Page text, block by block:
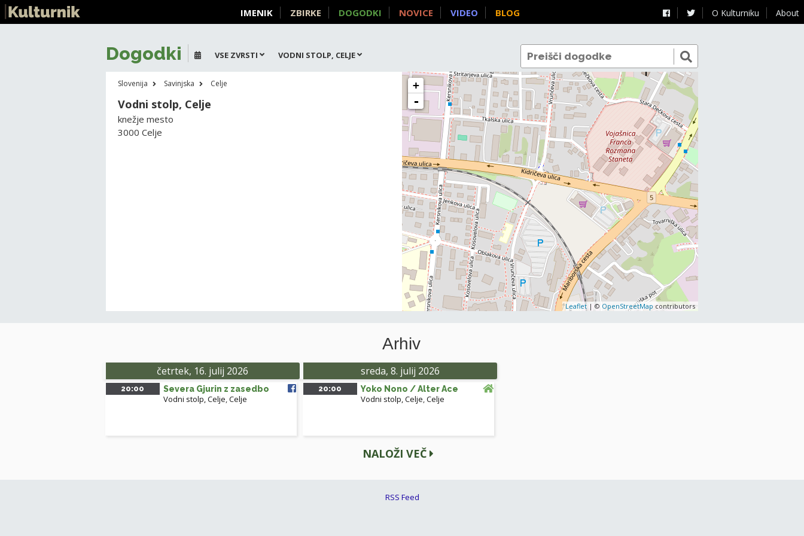
O Kulturniku About
IMENIK ZBIRKE DOGODKI NOVICE VIDEO BLOG
Dogodki VSE ZVRSTI VODNI STOLP, CELJE
Slovenija Savinjska Celje
Vodni stolp, Celje
knežje mesto
3000 Celje
+
-
Leaflet | © OpenStreetMap contributors
Arhiv
četrtek, 16. julij 2026
20:00 Severa Gjurin z zasedbo
Vodni stolp, Celje,Celje
sreda, 8. julij 2026
20:00 Yoko Nono / Alter Ace
Vodni stolp, Celje,Celje
NALOŽI VEČ
RSS Feed